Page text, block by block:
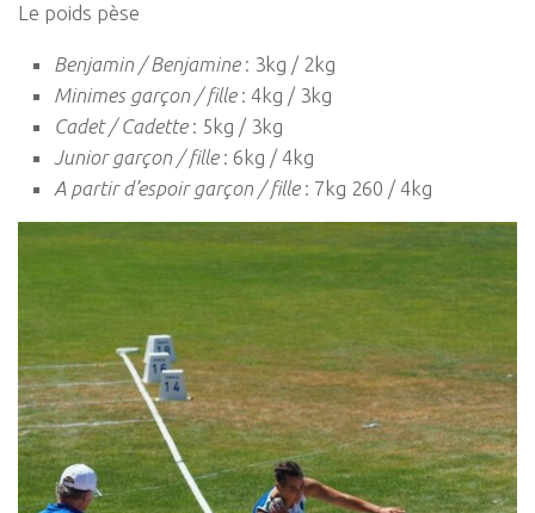
Le poids pèse
Benjamin / Benjamine: 3kg / 2kg
Minimes garçon / fille: 4kg / 3kg
Cadet / Cadette: 5kg / 3kg
Junior garçon / fille : 6kg / 4kg
A partir d’espoir garçon / fille: 7kg 260 / 4kg